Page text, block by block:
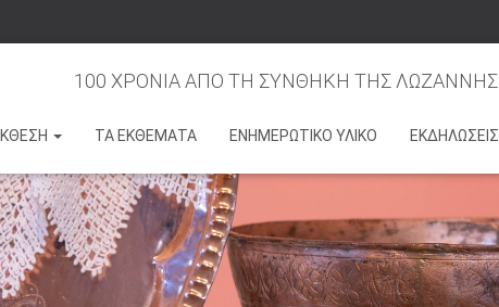
100 ΧΡΟΝΙΑ ΑΠΟ ΤΗ ΣΥΝΘΗΚΗ ΤΗΣ ΛΩΖΑΝΝΗΣ
ΤΑ ΕΚΘΕΜΑΤΑ ΕΝΗΜΕΡΩΤΙΚΟ ΥΛΙΚΟ ΕΚΔΗΛΩΣΕΙΣ